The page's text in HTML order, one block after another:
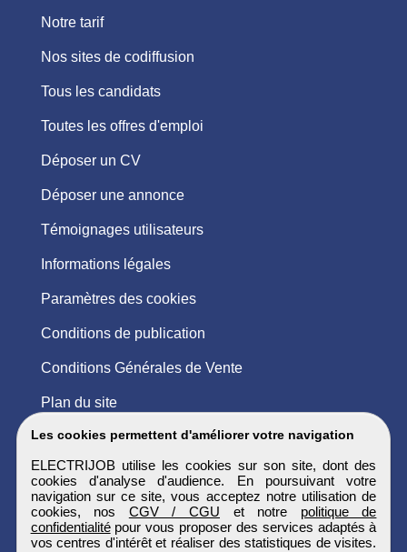
Les cookies permettent d'améliorer votre navigation
ELECTRIJOB utilise les cookies sur son site, dont des
cookies d'analyse d'audience. En poursuivant votre
navigation sur ce site, vous acceptez notre utilisation de
cookies, nos CGV / CGU et notre politique de
confidentialitépour vous proposer des services adaptés à
vos centres d'intérêt et réaliser des statistiques de visites.
Notre tarif
Nos sites de codiffusion
Tous les candidats
Toutes les offres d'emploi
Déposer un CV
Déposer une annonce
Témoignages utilisateurs
Informations légales
Paramètres des cookies
Conditions de publication
Conditions Générales de Vente
Plan du site